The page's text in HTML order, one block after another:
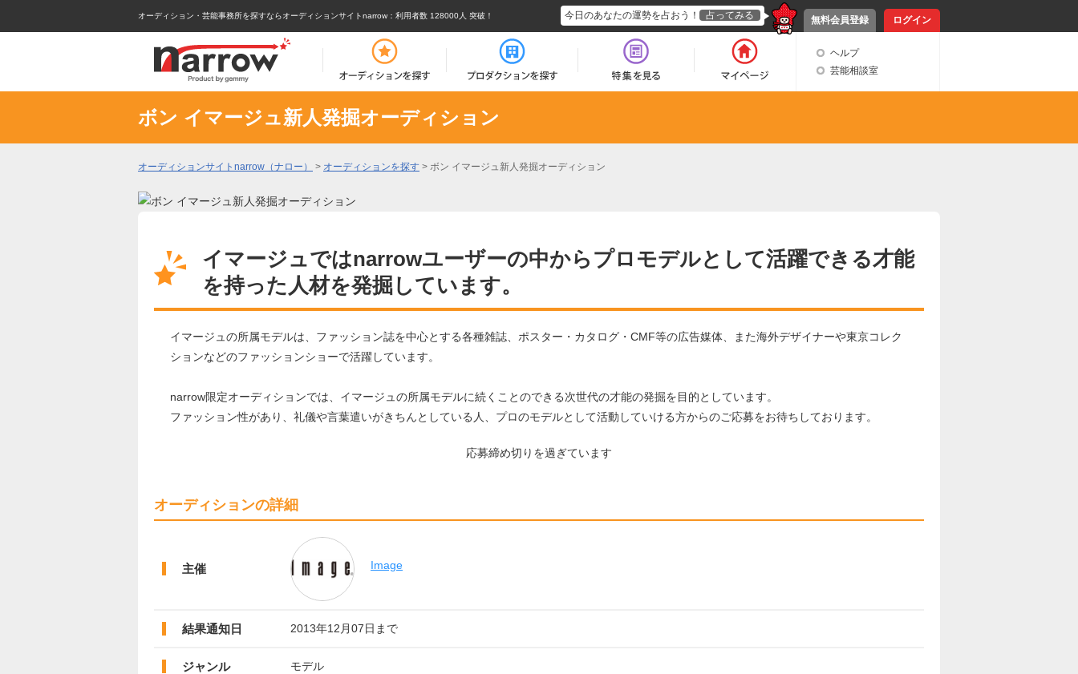
オーディション・芸能事務所を探すならオーディションサイトnarrow ：利用者数 128000人 突破！ 無料会員登録 ログイン
今日のあなたの運勢を占おう！ 占ってみる
ヘルプ
芸能相談室
ボン イマージュ新人発掘オーディション
オーディションサイトnarrow（ナロー） > オーディションを探す > ボン イマージュ新人発掘オーディション
イマージュではnarrowユーザーの中からプロモデルとして活躍できる才能
を持った人材を発掘しています。
​イ​マ​ー​ジ​ュの所属モデル​は​、​フ​ァ​ッ​シ​ョ​ン​誌​を​中​心​と​す​る​各​種​雑​誌​、​ポ​ス​タ​ー​・​カ​タ​ロ​グ​・​C​M​F​等​の​広​告​媒​体​、​ま​た​海​外​デ​ザ​イ​ナ​ー​や​東​京​コ​レ​ク​
シ​ョ​ン​な​ど​の​フ​ァ​ッ​シ​ョ​ン​シ​ョ​ー​で​​活​躍​し​て​い​ま​す​。
narrow限定オーディションでは、イマージュの所属モデルに続くことのできる次世代の才能の発掘を目的としています。
ファッ​シ​ョ​ン​性​が​あ​り​、​礼​儀​や​言​葉​遣​い​が​き​ち​ん​と​し​て​い​る​人​、プロのモデルとして活動していける方からのご応募を​お​待​ち​し​て​お​り​ま​す​。
応募締め切りを過ぎています
オーディションの詳細
主催 Image
結果通知日 2013年12月07日まで
ジャンル モデル